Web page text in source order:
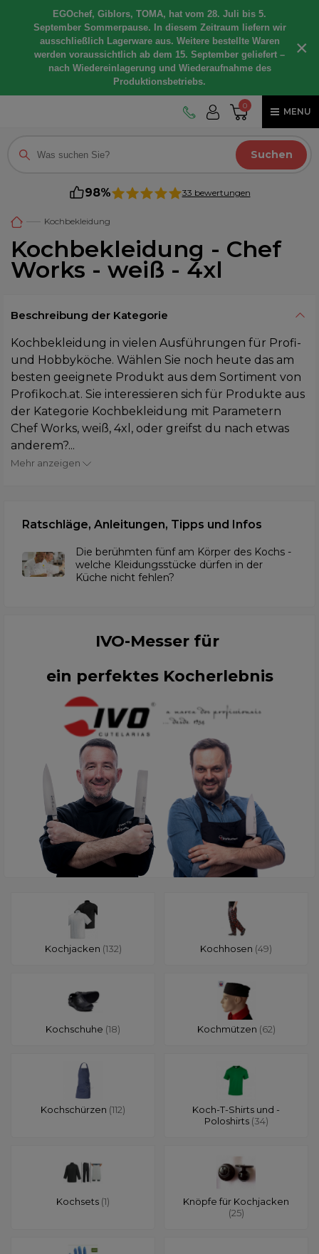
EGOchef, Giblors, TOMA, hat vom 28. Juli bis 5.
September Sommerpause. In diesem Zeitraum liefern wir
ausschließlich Lagerware aus. Weitere bestellte Waren
werden voraussichtlich ab dem 15. September geliefert –
nach Wiedereinlagerung und Wiederaufnahme des
Produktionsbetriebs.
×
0
MENU
Suchen
98% 33 bewertungen
Kochbekleidung
Kochbekleidung - Chef
Works - weiß - 4xl
Beschreibung der Kategorie
Kochbekleidung in vielen Ausführungen für Profi-
und Hobbyköche. Wählen Sie noch heute das am
besten geeignete Produkt aus dem Sortiment von
Profikoch.at. Sie interessieren sich für Produkte aus
der Kategorie Kochbekleidung mit Parametern
Chef Works, weiß, 4xl, oder greifst du nach etwas
anderem?...
Mehr anzeigen
Ratschläge, Anleitungen, Tipps und Infos
Die berühmten fünf am Körper des Kochs -
welche Kleidungsstücke dürfen in der
Küche nicht fehlen?
IVO-Messer für
ein perfektes Kocherlebnis
Kochjacken (132) Kochhosen (49)
Kochschuhe (18) Kochmützen (62)
Kochschürzen (112)
Koch-T-Shirts und -
Poloshirts (34)
Kochsets (1)
Knöpfe für Kochjacken
(25)